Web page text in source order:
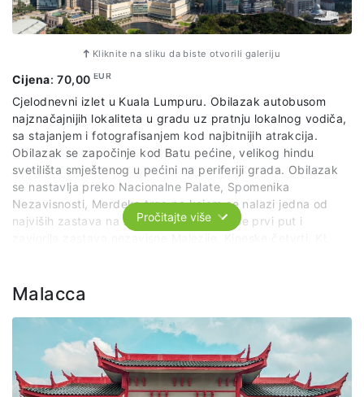
Kliknite na sliku da biste otvorili galeriju
Cijena:70,00 EUR
Cjelodnevni izlet u Kuala Lumpuru. Obilazak autobusom
najznačajnijih lokaliteta u gradu uz pratnju lokalnog vodiča,
sa stajanjem i fotografisanjem kod najbitnijih atrakcija.
Obilazak se započinje kod Batu pećine, velikog hindu
svetilišta smještenog u pećini na periferiji grada. Obilazak
se nastavlja preko Nacionalne Palate, Spomenika
Nezavisnosti, Merdeka trga na kojem se nalazi jedna od
najviših zastava na svijetu, mjesto gdje se prvi put i
organizovan prevoz po predviđenom itinereru
stručni lokalni vodič na engleskom jeziku
Pročitajte više
Malacca